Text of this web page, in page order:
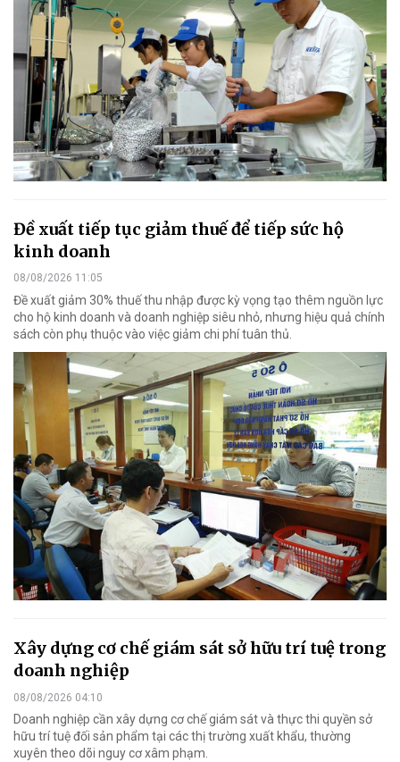
Đề xuất tiếp tục giảm thuế để tiếp sức hộ
kinh doanh
08/08/2026 11:05
Đề xuất giảm 30% thuế thu nhập được kỳ vọng tạo thêm nguồn lực
cho hộ kinh doanh và doanh nghiệp siêu nhỏ, nhưng hiệu quả chính
sách còn phụ thuộc vào việc giảm chi phí tuân thủ.
Xây dựng cơ chế giám sát sở hữu trí tuệ trong
doanh nghiệp
08/08/2026 04:10
Doanh nghiệp cần xây dựng cơ chế giám sát và thực thi quyền sở
hữu trí tuệ đối sản phẩm tại các thị trường xuất khẩu, thường
xuyên theo dõi nguy cơ xâm phạm.